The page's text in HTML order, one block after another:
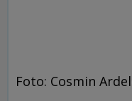
Foto: Cosmin